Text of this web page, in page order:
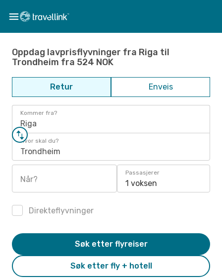
Oppdag lavprisflyvninger fra Riga til
Trondheim fra 524 NOK
Retur Enveis
Kommer fra?
Riga
Hvor skal du?
Trondheim
Når?
Passasjerer
1 voksen
Direkteflyvninger
Søk etter fly + hotell
Søk etter flyreiser